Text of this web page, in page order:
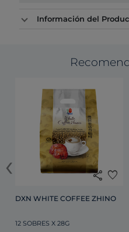
Información del
share favorite
DXN WHITE COFFEE ZHINO
12 SOBRES X 28G
‹